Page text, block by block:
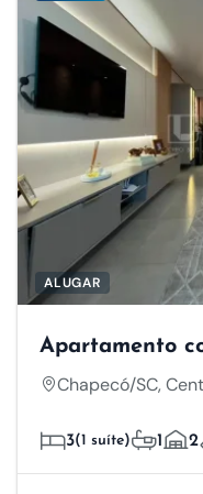
ALUGAR
Apartamento
Chapecó/SC,
3(1 suíte) 1 2